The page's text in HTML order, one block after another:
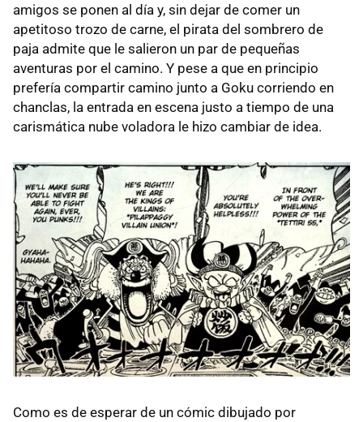
amigos se ponen al día y, sin dejar de comer un
apetitoso trozo de carne, el pirata del sombrero de
paja admite que le salieron un par de pequeñas
aventuras por el camino. Y pese a que en principio
prefería compartir camino junto a Goku corriendo en
chanclas, la entrada en escena justo a tiempo de una
carismática nube voladora le hizo cambiar de idea.
Como es de esperar de un cómic dibujado por